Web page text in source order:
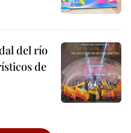
del río
de